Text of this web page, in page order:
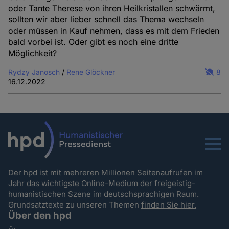
oder Tante Therese von ihren Heilkristallen schwärmt,
sollten wir aber lieber schnell das Thema wechseln
oder müssen in Kauf nehmen, dass es mit dem Frieden
bald vorbei ist. Oder gibt es noch eine dritte
Möglichkeit?
Rydzy Janosch / Rene Glöckner
16.12.2022
8
Menu
Der hpd ist mit mehreren Millionen Seitenaufrufen im
Jahr das wichtigste Online-Medium der freigeistig-
humanistischen Szene im deutschsprachigen Raum.
Grundsatztexte zu unseren Themenfinden Sie hier.
Über den hpd
Cookies